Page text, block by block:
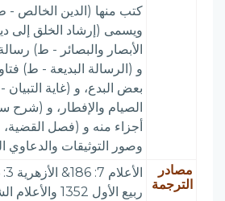
كتب منها (الدين الخالص -
ويسمى (إرشاد الخلق إلى
الأبصار والبصائر - ط)
و (الرسالة البديعة - ط)
بعض البدع، و (غاية
الصيام والإفطار، و (شرح
أجزاء منه و (فصل
وصور التوثيقات
مصادر
الترجمة